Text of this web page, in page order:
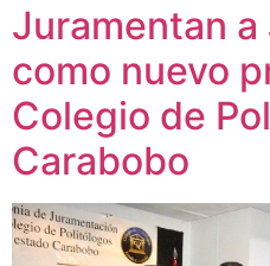
Juramentan
como nuevo
Colegio de
Carabobo